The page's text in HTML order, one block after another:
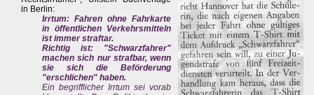
in Berlin:
Irrtum: Fahren ohne Fahrkarte
in öffentlichen Verkehrsmitteln
ist immer straftar.
Richtig ist: "Schwarzfahrer"
machen sich nur strafbar, wenn
sie sich die Beförderung
"erschlichen" haben.
Ein begrifflicher Irrtum sei vorab